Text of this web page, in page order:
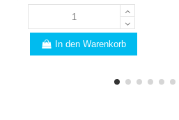
In den Warenkorb